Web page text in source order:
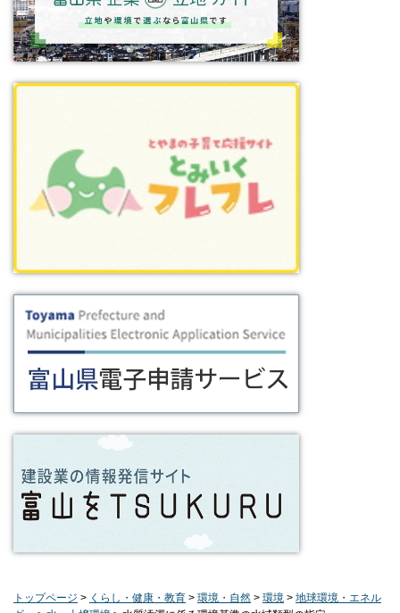
トップページ > くらし・健康・教育 > 環境・自然 > 環境 > 地球環境・エネル